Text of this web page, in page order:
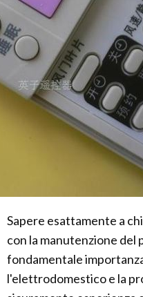
Sapere esattamente a
con la manutenzione
fondamentale
l'elettrodomestico e la